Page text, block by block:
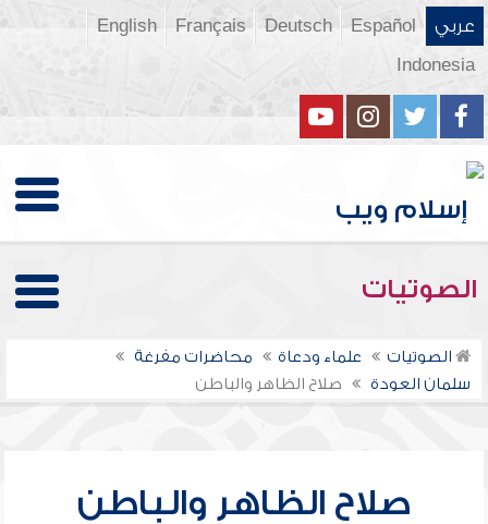
عربي Español
Deutsch
Français
English
Indonesia
الصوتيات
الصوتيات علماء ودعاة
محاضرات مفرغة
سلمان العودة
صلاح الظاهر والباطن
صلاح الظاهر والباطن